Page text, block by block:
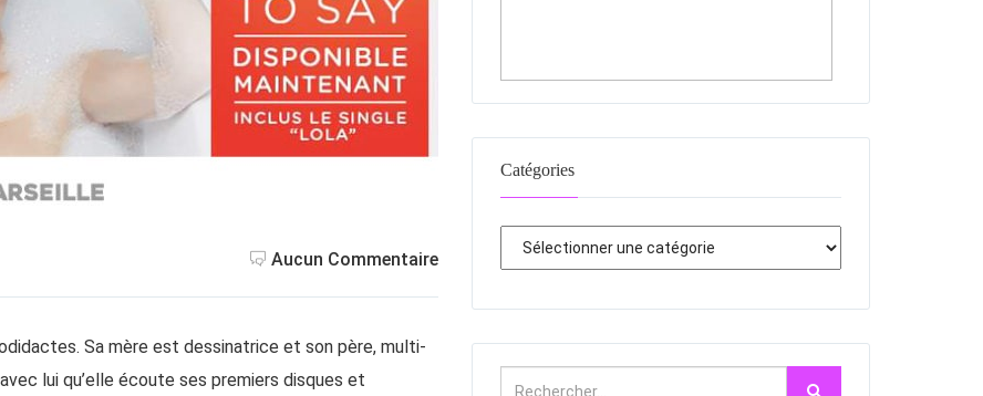
Aucun Commentaire
Sa mère est dessinatrice et son père, multi-
lui qu’elle écoute ses premiers disques et
Catégories